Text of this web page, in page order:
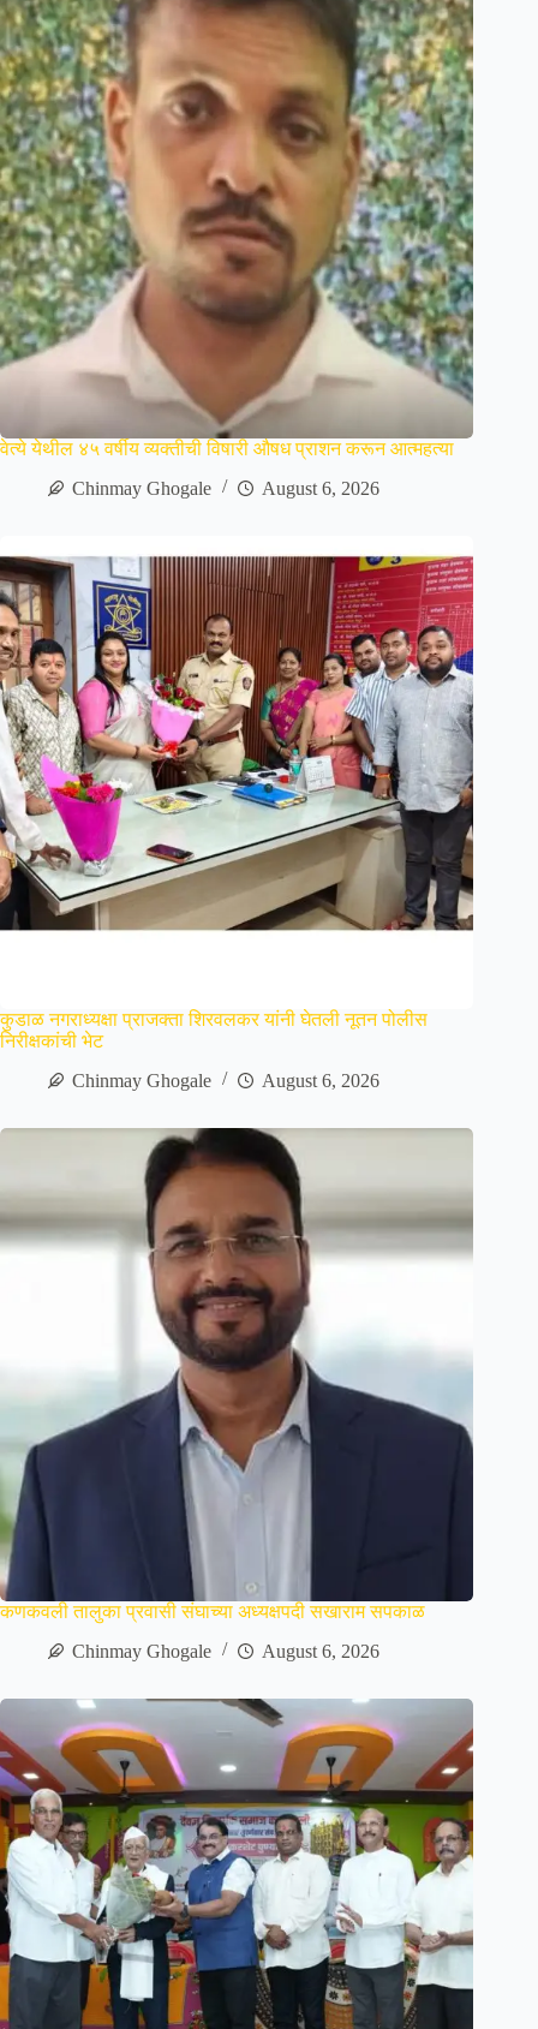
वेत्ये येथील ४५ वर्षीय व्यक्तीची विषारी औषध प्राशन करून आत्महत्या
Chinmay Ghogale
August 6, 2026
कुडाळ नगराध्यक्षा प्राजक्ता शिरवलकर यांनी घेतली नूतन पोलीस
निरीक्षकांची भेट
Chinmay Ghogale
August 6, 2026
कणकवली तालुका प्रवासी संघाच्या अध्यक्षपदी सखाराम सपकाळ
Chinmay Ghogale
August 6, 2026